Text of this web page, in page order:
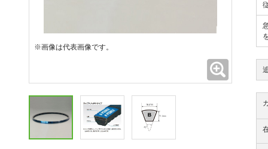
※画像は代表画像です。